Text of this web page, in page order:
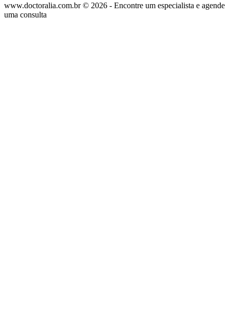
www.doctoralia.com.br © 2026 - Encontre um especialista e agende
uma consulta